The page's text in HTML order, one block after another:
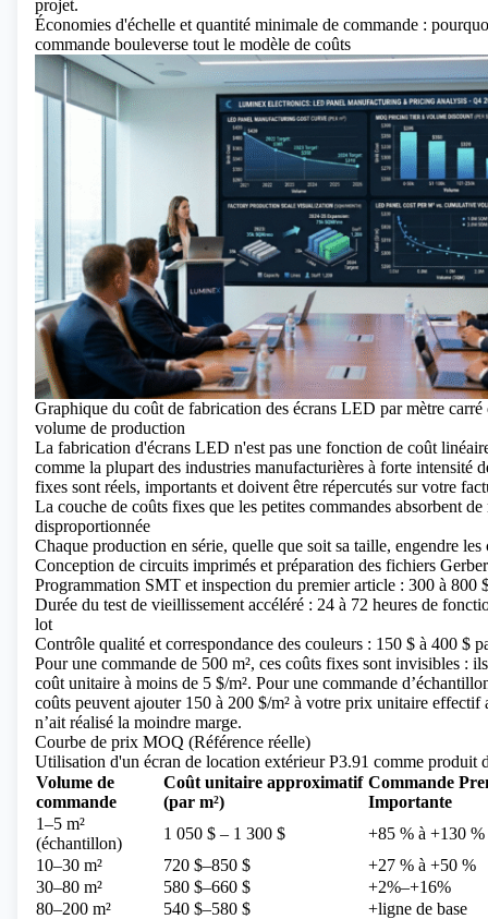
projet.
Économies d'échelle et quantité minimale de commande :
commande bouleverse tout le modèle de coûts
Graphique du coût de fabrication des écrans LED par mètre
volume de production
La fabrication d'écrans LED n'est pas une fonction de coût
comme la plupart des industries manufacturières à forte intensité
fixes sont réels, importants et doivent être répercutés sur votre
La couche de coûts fixes que les petites commandes absorbent de
disproportionnée
Chaque production en série, quelle que soit sa taille, engendre les
Conception de circuits imprimés et préparation des fichiers
Programmation SMT et inspection du premier article : 300 à 800
Durée du test de vieillissement accéléré : 24 à 72 heures de
lot
Contrôle qualité et correspondance des couleurs : 150 $ à 400 $
Pour une commande de 500 m², ces coûts fixes sont invisibles :
coût unitaire à moins de 5 $/m². Pour une commande
coûts peuvent ajouter 150 à 200 $/m² à votre prix unitaire effectif
n’ait réalisé la moindre marge.
Courbe de prix MOQ (Référence réelle)
Utilisation d'un écran de location extérieur P3.91 comme produit
Volume de
commande
Coût unitaire approximatif
(par m²)
Commande
Importante
1–5 m²
(échantillon)
1 050 $ – 1 300 $
+85 % à +130 %
10–30 m²
720 $–850 $
+27 % à +50 %
30–80 m²
580 $–660 $
+2%–+16%
80–200 m²
540 $–580 $
+ligne de base